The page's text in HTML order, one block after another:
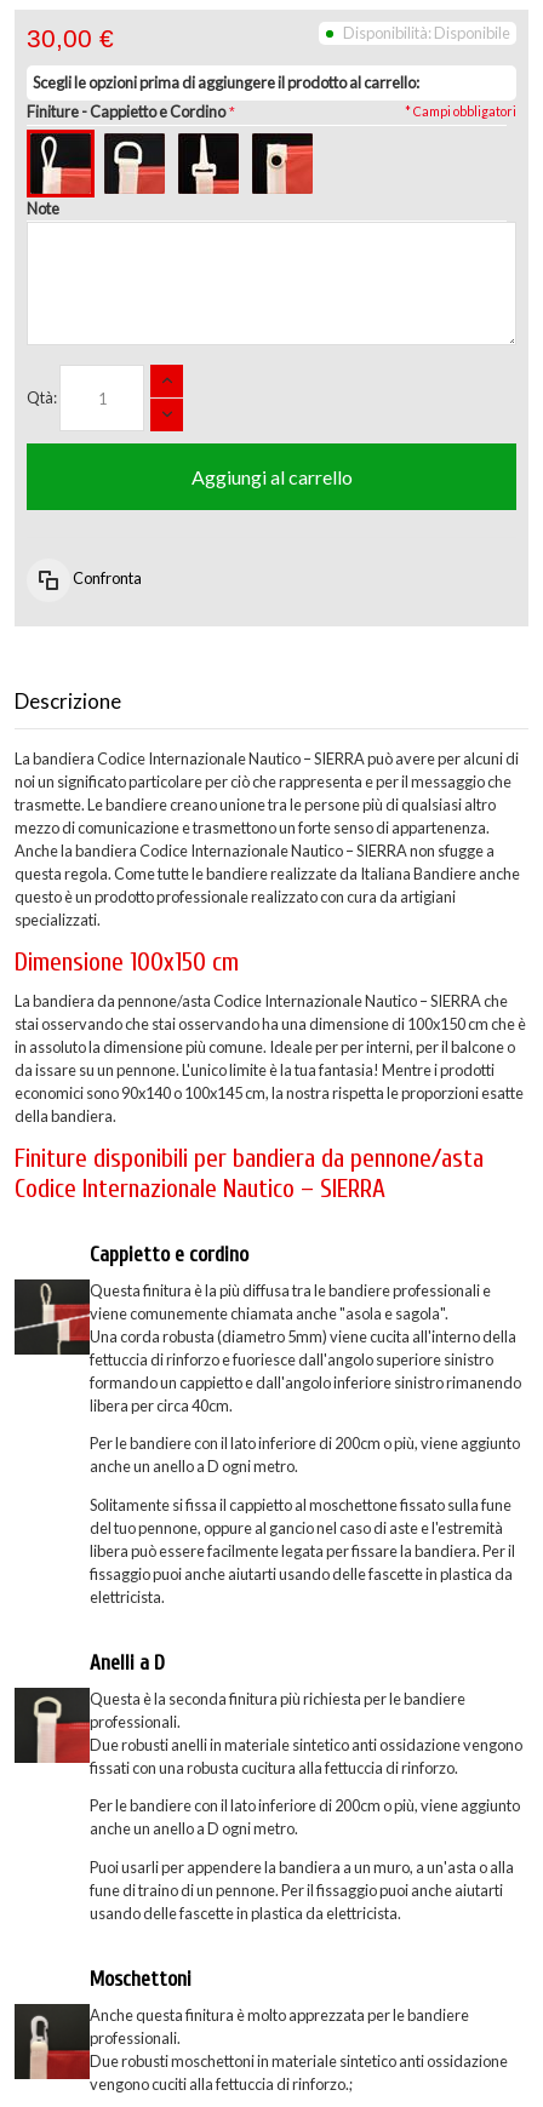
Disponibilità: Disponibile
30,00 €
Scegli le opzioni prima di aggiungere il prodotto al carrello:
Finiture- Cappietto e Cordino
Note
* Campi obbligatori
Qtà:
Aggiungi al carrello
Confronta
Descrizione
La bandiera Codice Internazionale Nautico – SIERRA può avere per alcuni di
noi un significato particolare per ciò che rappresenta e per il messaggio che
trasmette. Le bandiere creano unione tra le persone più di qualsiasi altro
mezzo di comunicazione e trasmettono un forte senso di appartenenza.
Anche la bandiera Codice Internazionale Nautico – SIERRA non sfugge a
questa regola. Come tutte le bandiere realizzate da Italiana Bandiere anche
questo è un prodotto professionale realizzato con cura da artigiani
specializzati.
Dimensione 100x150 cm
La bandiera da pennone/asta Codice Internazionale Nautico – SIERRA che
stai osservando che stai osservando ha una dimensione di 100x150 cm che è
in assoluto la dimensione più comune. Ideale per per interni, per il balcone o
da issare su un pennone. L'unico limite è la tua fantasia! Mentre i prodotti
economici sono 90x140 o 100x145 cm, la nostra rispetta le proporzioni esatte
della bandiera.
Finiture disponibili per bandiera da pennone/asta
Codice Internazionale Nautico – SIERRA
Cappietto e cordino
Questa finitura è la più diffusa tra le bandiere professionali e
viene comunemente chiamata anche "asola e sagola".
Una corda robusta (diametro 5mm) viene cucita all'interno della
fettuccia di rinforzo e fuoriesce dall'angolo superiore sinistro
formando un cappietto e dall'angolo inferiore sinistro rimanendo
libera per circa 40cm.
Per le bandiere con il lato inferiore di 200cm o più, viene aggiunto
anche un anello a D ogni metro.
Solitamente si fissa il cappietto al moschettone fissato sulla fune
del tuo pennone, oppure al gancio nel caso di aste e l'estremità
libera può essere facilmente legata per fissare la bandiera. Per il
fissaggio puoi anche aiutarti usando delle fascette in plastica da
elettricista.
Anelli a D
Questa è la seconda finitura più richiesta per le bandiere
professionali.
Due robusti anelli in materiale sintetico anti ossidazione vengono
fissati con una robusta cucitura alla fettuccia di rinforzo.
Per le bandiere con il lato inferiore di 200cm o più, viene aggiunto
anche un anello a D ogni metro.
Puoi usarli per appendere la bandiera a un muro, a un'asta o alla
fune di traino di un pennone. Per il fissaggio puoi anche aiutarti
usando delle fascette in plastica da elettricista.
Moschettoni
Anche questa finitura è molto apprezzata per le bandiere
professionali.
Due robusti moschettoni in materiale sintetico anti ossidazione
vengono cuciti alla fettuccia di rinforzo.;